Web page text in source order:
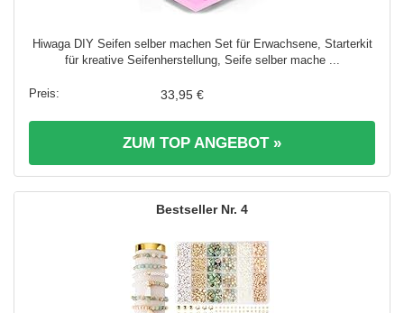
Hiwaga DIY Seifen selber machen Set für Erwachsene, Starterkit
für kreative Seifenherstellung, Seife selber mache ...
33,95 €
ZUM TOP ANGEBOT »
4